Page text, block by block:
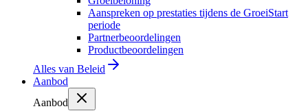
Aanspreken op prestaties tijdens de GroeiStart
periode
Partnerbeoordelingen
Productbeoordelingen
Alles van Beleid
Aanbod
Aanbod